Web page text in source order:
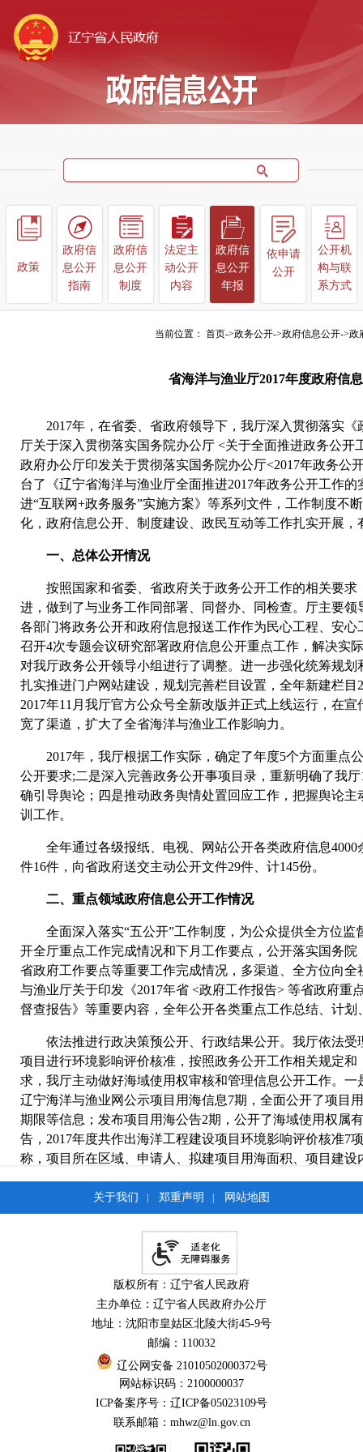
政策
政府信
息公开
指南
政府信
息公开
制度
法定主
动公开
内容
政府信
息公开
年报
依申请
公开
公开机
构与联
系方式
当前位置： 首页->政务公开->政府信息公开->政
省海洋与渔业厅2017年度政府信
2017年，在省委、省政府领导下，我厅深入贯彻落实《
厅关于深入贯彻落实国务院办公厅 <关于全面推进政务公
政府办公厅印发关于贯彻落实国务院办公厅<2017年政务公
台了《辽宁省海洋与渔业厅全面推进2017年政务公开工作
进“互联网+政务服务”实施方案》等系列文件，工作制度不
化，政府信息公开、制度建设、政民互动等工作扎实开展，
一、总体公开情况
按照国家和省委、省政府关于政务公开工作的相关要求
进，做到了与业务工作同部署、同督办、同检查。厅主要
各部门将政务公开和政府信息报送工作作为民心工程、安
召开4次专题会议研究部署政府信息公开重点工作，解决实
对我厅政务公开领导小组进行了调整。进一步强化统筹规
扎实推进门户网站建设，规划完善栏目设置，全年新建栏
2017年11月我厅官方公众号全新改版并正式上线运行，在
宽了渠道，扩大了全省海洋与渔业工作影响力。
2017年，我厅根据工作实际，确定了年度5个方面重点
公开要求;二是深入完善政务公开事项目录，重新明确了我
确引导舆论；四是推动政务舆情处置回应工作，把握舆论
训工作。
全年通过各级报纸、电视、网站公开各类政府信息4000
件16件，向省政府送交主动公开文件29件、计145份。
二、重点领域政府信息公开工作情况
全面深入落实“五公开”工作制度，为公众提供全方位监
开全厅重点工作完成情况和下月工作要点，公开落实国务
省政府工作要点等重要工作完成情况，多渠道、全方位向
与渔业厅关于印发《2017年省 <政府工作报告> 等省政府重
督查报告》等重要内容，全年公开各类重点工作总结、计划
依法推进行政决策预公开、行政结果公开。我厅依法受
项目进行环境影响评价核准，按照政务公开工作相关规定
求，我厅主动做好海域使用权审核和管理信息公开工作。
辽宁海洋与渔业网公示项目用海信息7期，全面公开了项目
期限等信息；发布项目用海公告2期，公开了海域使用权属
告，2017年度共作出海洋工程建设项目环境影响评价核准7
称，项目所在区域、申请人、拟建项目用海面积、项目建
影响评价报告书开展公开听证工作，组织利益相关人召开
证项目进行公开，保证了利益相关人的知情权。
进一步彰显工作规范，接受社会监督，汤方栋厅长亲自
栏，要求各单位、各部门以“三清单三制度”专栏为载体，
清单”和贯彻落实“工作台帐制度、集体研究制度、办结销
有关部门（单位）将年度重点工作任务、工作台账等内容
层层分解工作任务，落实到人，权责清晰，进度明确，为
力的平台。按公开办统一要求在厅网站首页上设立“政务公
机一公开”、“放管服改革”、“财政预决算”、“政务服务事
诚挚邀请社会公众及利益相关方参与全省海洋与渔业决
关于我们 | 郑重声明 | 网站地图
版权所有：辽宁省人民政府
主办单位：辽宁省人民政府办公厅
地址：沈阳市皇姑区北陵大街45-9号
邮编：110032
辽公网安备 21010502000372号
网站标识码：2100000037
ICP备案序号：辽ICP备05023109号
联系邮箱：mhwz@ln.gov.cn